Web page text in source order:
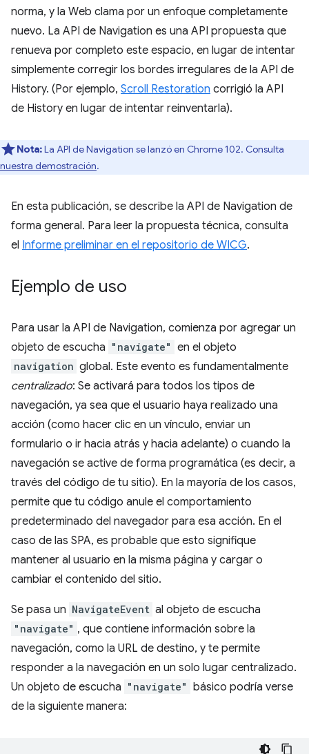
norma, y la Web clama por un enfoque completamente
nuevo. La API de Navigation es una API propuesta que
renueva por completo este espacio, en lugar de intentar
simplemente corregir los bordes irregulares de la API de
History. (Por ejemplo, Scroll Restoration corrigió la API
de History en lugar de intentar reinventarla).
Nota:La API de Navigation se lanzó en Chrome 102. Consulta
nuestra demostración.
En esta publicación, se describe la API de Navigation de
forma general. Para leer la propuesta técnica, consulta
el Informe preliminar en el repositorio de WICG.
Ejemplo de uso
Para usar la API de Navigation, comienza por agregar un
objeto de escucha "navigate" en el objeto
navigation global. Este evento es fundamentalmente
centralizado: Se activará para todos los tipos de
navegación, ya sea que el usuario haya realizado una
acción (como hacer clic en un vínculo, enviar un
formulario o ir hacia atrás y hacia adelante) o cuando la
navegación se active de forma programática (es decir, a
través del código de tu sitio). En la mayoría de los casos,
permite que tu código anule el comportamiento
predeterminado del navegador para esa acción. En el
caso de las SPA, es probable que esto signifique
mantener al usuario en la misma página y cargar o
cambiar el contenido del sitio.
Se pasa un NavigateEvent al objeto de escucha
"navigate" , que contiene información sobre la
navegación, como la URL de destino, y te permite
responder a la navegación en un solo lugar centralizado.
Un objeto de escucha "navigate" básico podría verse
de la siguiente manera: